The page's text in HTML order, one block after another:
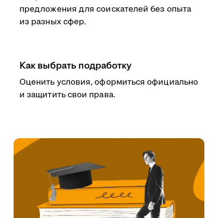
предложения для соискателей без опыта
из разных сфер.
Как выбрать подработку
Оценить условия, оформиться официально
и защитить свои права.